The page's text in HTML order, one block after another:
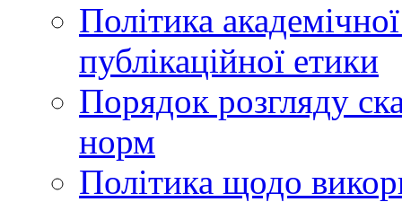
Політика
публікаційної етики
Порядок розгляду
норм
Політика щодо